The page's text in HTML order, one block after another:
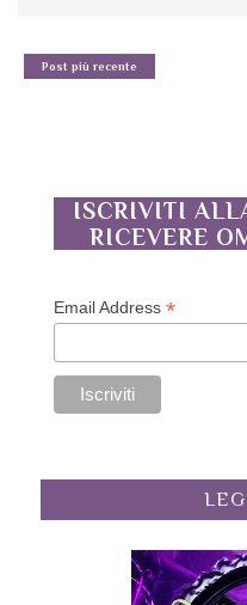
Post più recente
ISCRIVITI
RICEVERE
Email Address*